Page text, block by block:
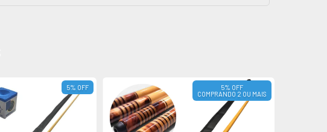
5% OFF
5% OFF
COMPRANDO 2 OU MAIS